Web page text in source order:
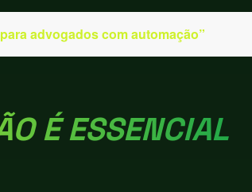
advogados com automação”
É ESSENCIAL